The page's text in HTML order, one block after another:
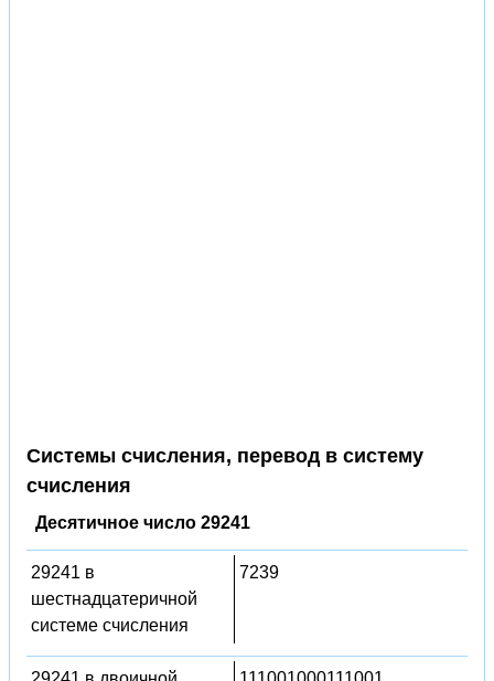
Системы счисления, перевод в систему
счисления
Десятичное число 29241
29241 в
шестнадцатеричной
системе счисления
7239